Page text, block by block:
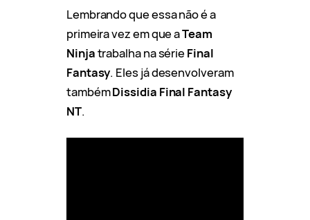
Lembrando que essa não é a
primeira vez em que aTeam
Ninjatrabalha na sérieFinal
Fantasy. Eles já desenvolveram
tambémDissidia Final Fantasy
NT.